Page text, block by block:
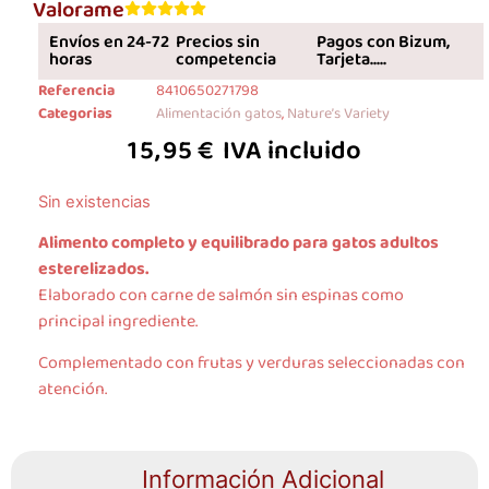
Valorame
Envíos en 24-72
horas
Precios sin
competencia
Pagos con Bizum,
Tarjeta.....
Referencia
8410650271798
Categorias
Alimentación gatos,Nature’s Variety
15,95€ IVA incluido
Sin existencias
Alimento completo y equilibrado para gatos adultos
esterelizados.
Elaborado con carne de salmón sin espinas como
principal ingrediente.
Complementado con frutas y verduras seleccionadas con
atención.
Información Adicional